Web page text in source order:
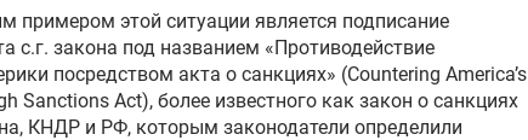
примером этой ситуации является подписание
с.г. закона под названием «Противодействие
посредством акта о санкциях» (Countering America’s
Sanctions Act), более известного как закон о санкциях
КНДР и РФ, которым законодатели определили